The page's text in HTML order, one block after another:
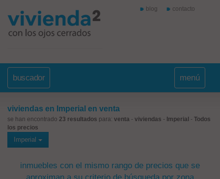
blog contacto
buscador menú
viviendas en Imperial en venta
se han encontrado 23 resultados para: venta - viviendas - Imperial - Todos
los precios
Imperial
inmuebles con el mismo rango de precios que se